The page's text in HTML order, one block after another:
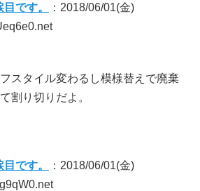
です。
：2018/06/01(金)
スタイル変わるし模様替えで廃棄
割り切りだよ。
です。
：2018/06/01(金)